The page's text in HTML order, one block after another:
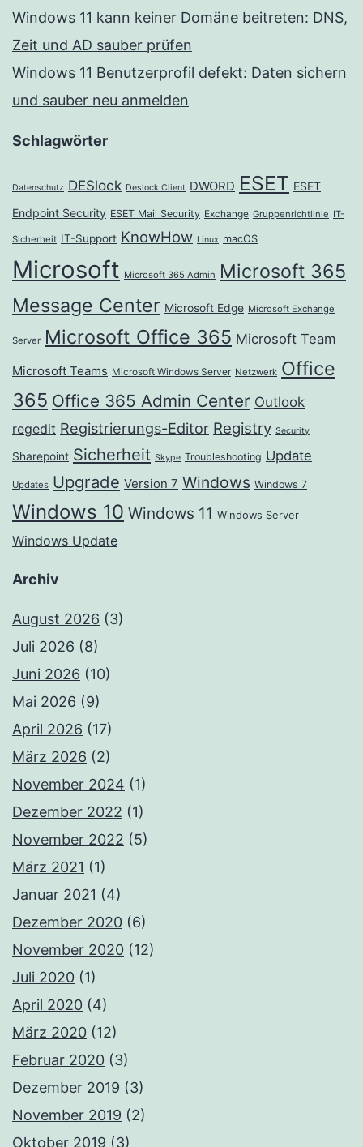
Windows 11 kann keiner Domäne beitreten: DNS,
Zeit und AD sauber prüfen
Windows 11 Benutzerprofil defekt: Daten sichern
und sauber neu anmelden
Schlagwörter
Datenschutz DESlock Deslock Client DWORD ESET ESET
Endpoint Security ESET Mail Security Exchange Gruppenrichtlinie IT-
Sicherheit IT-Support KnowHow Linux macOS
Microsoft Microsoft 365 Admin Microsoft 365
Message Center Microsoft Edge Microsoft Exchange
Server Microsoft Office 365 Microsoft Team
Microsoft Teams Microsoft Windows Server Netzwerk Office
365 Office 365 Admin Center Outlook
regedit Registrierungs-Editor Registry Security
Sharepoint Sicherheit Skype Troubleshooting Update
Updates Upgrade Version 7 Windows Windows 7
Windows 10 Windows 11 Windows Server
Windows Update
Archiv
August 2026 (3)
Juli 2026 (8)
Juni 2026 (10)
Mai 2026 (9)
April 2026 (17)
März 2026 (2)
November 2024 (1)
Dezember 2022 (1)
November 2022 (5)
März 2021 (1)
Januar 2021 (4)
Dezember 2020 (6)
November 2020 (12)
Juli 2020 (1)
April 2020 (4)
März 2020 (12)
Februar 2020 (3)
Dezember 2019 (3)
November 2019 (2)
Oktober 2019 (3)